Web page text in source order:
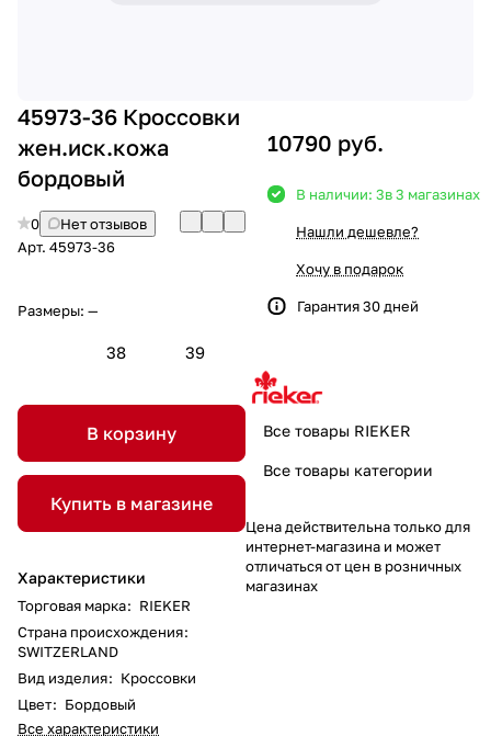
45973-36 Кроссовки
жен.иск.кожа
бордовый
0
Нет отзывов
Арт. 45973-36
Размеры: —
38 39
В корзину
Купить в магазине
Характеристики
Торговая марка: RIEKER
Страна происхождения:
SWITZERLAND
Вид изделия: Кроссовки
Цвет: Бордовый
Все характеристики
10790 руб.
В наличии: 3в 3 магазинах
Нашли дешевле?
Хочу в подарок
Гарантия 30 дней
Все товары RIEKER
Все товары категории
Цена действительна только для
интернет-магазина и может
отличаться от цен в розничных
магазинах